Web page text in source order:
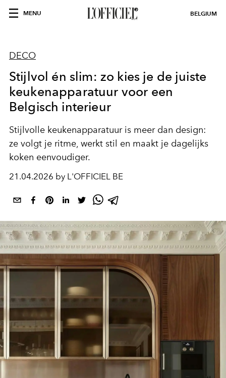
MENU BELGIUM
DECO
Stijlvol én slim: zo kies je de juiste
keukenapparatuur voor een
Belgisch interieur
Stijlvolle keukenapparatuur is meer dan design:
ze volgt je ritme, werkt stil en maakt je dagelijks
koken eenvoudiger.
21.04.2026 by L'OFFICIEL BE